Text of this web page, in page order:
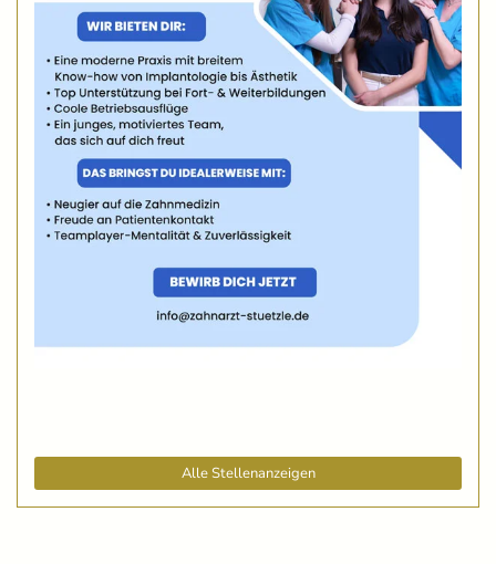
Alle Stellenanzeigen